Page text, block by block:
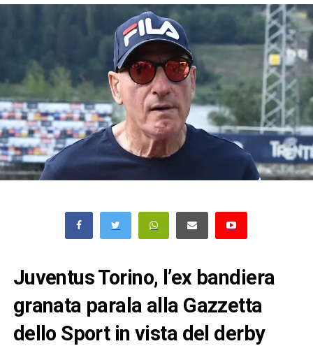
Juventus Torino, l’ex bandiera
granata parala alla Gazzetta
dello Sport in vista del derby